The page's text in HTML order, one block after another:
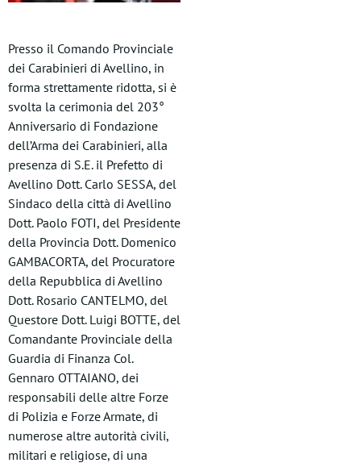
Presso il Comando Provinciale
dei Carabinieri di Avellino, in
forma strettamente ridotta, si è
svolta la cerimonia del 203°
Anniversario di Fondazione
dell’Arma dei Carabinieri, alla
presenza di S.E. il Prefetto di
Avellino Dott. Carlo SESSA, del
Sindaco della città di Avellino
Dott. Paolo FOTI, del Presidente
della Provincia Dott. Domenico
GAMBACORTA, del Procuratore
della Repubblica di Avellino
Dott. Rosario CANTELMO, del
Questore Dott. Luigi BOTTE, del
Comandante Provinciale della
Guardia di Finanza Col.
Gennaro OTTAIANO, dei
responsabili delle altre Forze
di Polizia e Forze Armate, di
numerose altre autorità civili,
militari e religiose, di una